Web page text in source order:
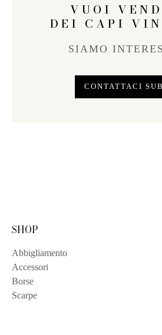
VUOI
DEI CAPI
SIAMO
CONTATTACI
SHOP
Abbigliamento
Accessori
Borse
Scarpe